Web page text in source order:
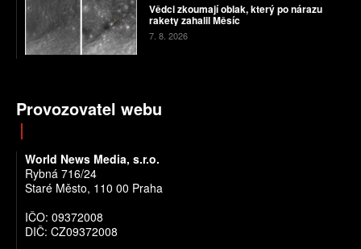
Vědci zkoumají oblak, který po nárazu
rakety zahalil Měsíc
7. 8. 2026
Provozovatel webu
World News Media, s.r.o.
Rybná 716/24
Staré Město, 110 00 Praha
IČO: 09372008
DIČ: CZ09372008